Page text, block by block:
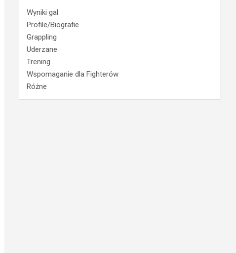
Wyniki gal
Profile/Biografie
Grappling
Uderzane
Trening
Wspomaganie dla Fighterów
Różne